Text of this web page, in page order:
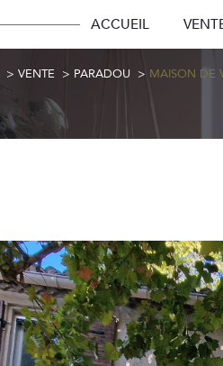
ACCUEIL
Professionnel
Estimer
1 LOCALISATION
VENTE PARADOU MAISON DE